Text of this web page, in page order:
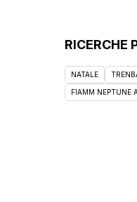
RICERCHE
NATALE
FIAMM NEPTUNE